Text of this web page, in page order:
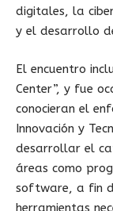
digitales, la
y el desarrollo
El encuentro
Center”, y fue
conocieran el
Innovación y
desarrollar el
áreas como
software, a fin
herramientas